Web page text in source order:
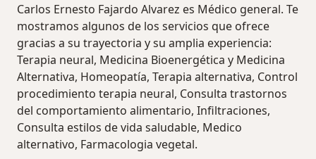
Carlos Ernesto Fajardo Alvarez es Médico general. Te
mostramos algunos de los servicios que ofrece
gracias a su trayectoria y su amplia experiencia:
Terapia neural, Medicina Bioenergética y Medicina
Alternativa, Homeopatía, Terapia alternativa, Control
procedimiento terapia neural, Consulta trastornos
del comportamiento alimentario, Infiltraciones,
Consulta estilos de vida saludable, Medico
alternativo, Farmacologia vegetal.